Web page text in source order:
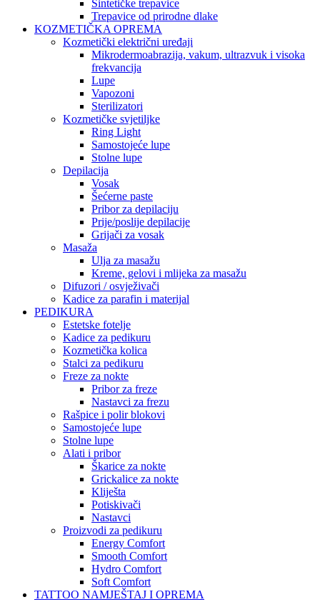
Sintetičke trepavice
Trepavice od prirodne dlake
KOZMETIČKA OPREMA
Kozmetički električni uređaji
Mikrodermoabrazija, vakum, ultrazvuk i visoka
frekvancija
Lupe
Vapozoni
Sterilizatori
Kozmetičke svjetiljke
Ring Light
Samostojeće lupe
Stolne lupe
Depilacija
Vosak
Šećerne paste
Pribor za depilaciju
Prije/poslije depilacije
Grijači za vosak
Masaža
Ulja za masažu
Kreme, gelovi i mlijeka za masažu
Difuzori / osvježivači
Kadice za parafin i materijal
PEDIKURA
Estetske fotelje
Kadice za pedikuru
Kozmetička kolica
Stalci za pedikuru
Freze za nokte
Pribor za freze
Nastavci za frezu
Rašpice i polir blokovi
Samostojeće lupe
Stolne lupe
Alati i pribor
Škarice za nokte
Grickalice za nokte
Kliješta
Potiskivači
Nastavci
Proizvodi za pedikuru
Energy Comfort
Smooth Comfort
Hydro Comfort
Soft Comfort
TATTOO NAMJEŠTAJ I OPREMA